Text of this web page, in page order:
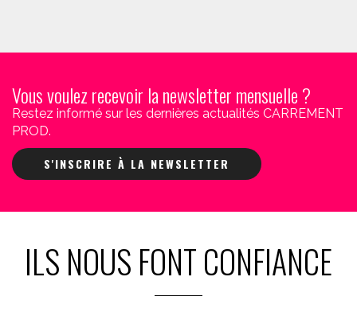
Vous voulez recevoir la newsletter mensuelle ?
Restez informé sur les dernières actualités CARREMENT
PROD.
S'INSCRIRE À LA NEWSLETTER
ILS NOUS FONT CONFIANCE